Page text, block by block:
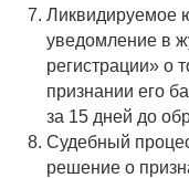
Ликвидируемое
уведомление в
регистрации» о
признании его
за 15 дней до
Судебный
решение о